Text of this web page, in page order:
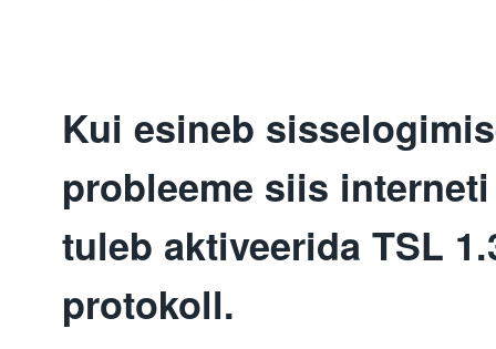
Kui esineb
probleeme siis
tuleb aktiveerida TSL
protokoll.